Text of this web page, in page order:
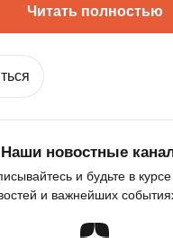
Читать полностью
Наши новостные
и будьте в
и важнейших